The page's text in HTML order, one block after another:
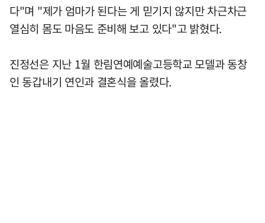
다"며 "제가 엄마가 된다는 게 믿기지 않지만 차근차근
열심히 몸도 마음도 준비해 보고 있다"고 밝혔다.
진정선은 지난 1월 한림연예예술고등학교 모델과 동창
인 동갑내기 연인과 결혼식을 올렸다.